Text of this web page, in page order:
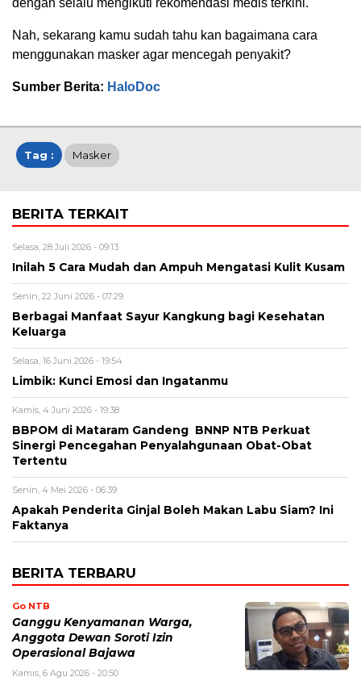
Nah, sekarang kamu sudah tahu kan bagaimana cara
menggunakan masker agar mencegah penyakit?
Sumber Berita: HaloDoc
Tag : Masker
BERITA TERKAIT
Selasa, 28 Juli 2026 - 09:13
Inilah 5 Cara Mudah dan Ampuh Mengatasi Kulit Kusam
Senin, 22 Juni 2026 - 07:29
Berbagai Manfaat Sayur Kangkung bagi Kesehatan
Keluarga
Selasa, 16 Juni 2026 - 19:54
Limbik: Kunci Emosi dan Ingatanmu
Kamis, 4 Juni 2026 - 19:38
BBPOM di Mataram Gandeng BNNP NTB Perkuat
Sinergi Pencegahan Penyalahgunaan Obat-Obat
Tertentu
Senin, 4 Mei 2026 - 06:39
Apakah Penderita Ginjal Boleh Makan Labu Siam? Ini
Faktanya
BERITA TERBARU
Go NTB
Ganggu Kenyamanan Warga,
Anggota Dewan Soroti Izin
Operasional Bajawa
Kamis, 6 Agu 2026 - 20:50